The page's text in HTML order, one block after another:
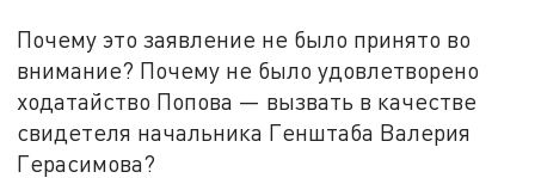
Почему это заявление не было принято во
внимание? Почему не было удовлетворено
ходатайство Попова — вызвать в качестве
свидетеля начальника Генштаба Валерия
Герасимова?